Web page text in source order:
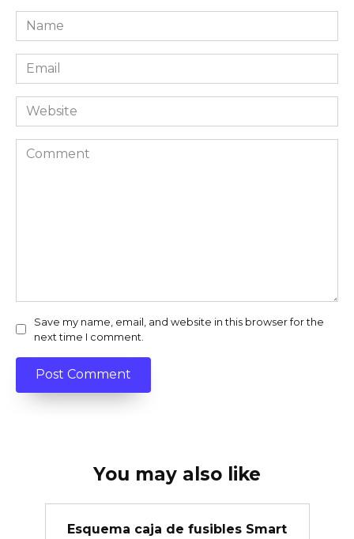
Name
*
Email
*
Website
Comment
Save my name, email, and website in this browser for the
next time I comment.
You may also like
Esquema caja de fusibles Smart